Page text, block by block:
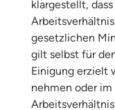
klargestellt,
gesetzlichen
gilt selbst für
Einigung erzielt
nehmen oder